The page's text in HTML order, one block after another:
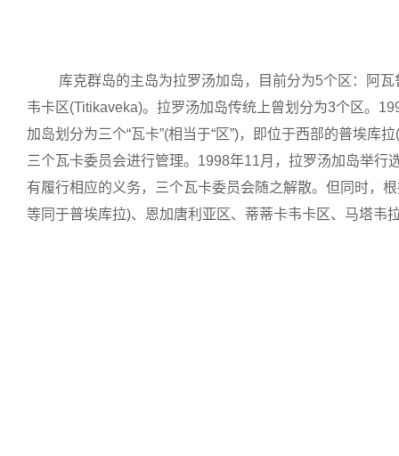
库克群岛的主岛为拉罗汤加岛，目前分为5个区：阿
韦卡区(Titikaveka)。拉罗汤加岛传统上曾划分为3个区。
加岛划分为三个“瓦卡”(相当于“区”)，即位于西部的普埃
三个瓦卡委员会进行管理。1998年11月，拉罗汤加岛举
有履行相应的义务，三个瓦卡委员会随之解散。但同时，
等同于普埃库拉)、恩加唐利亚区、蒂蒂卡韦卡区、马塔韦